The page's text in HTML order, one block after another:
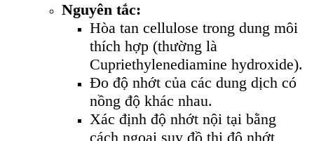
Nguyên tắc:
Hòa tan cellulose trong dung môi
thích hợp (thường là
Cupriethylenediamine hydroxide).
Đo độ nhớt của các dung dịch có
nồng độ khác nhau.
Xác định độ nhớt nội tại bằng
cách ngoại suy đồ thị độ nhớt